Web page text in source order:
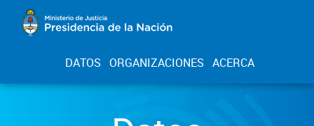
DATOS ORGANIZACIONES ACERCA